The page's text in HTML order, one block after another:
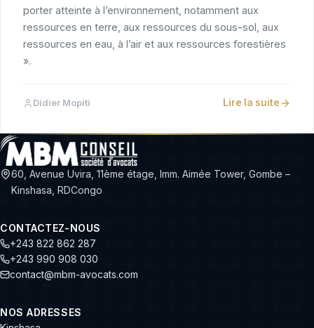
porter atteinte à l’environnement, notamment aux
ressources en terre, aux ressources du sous-sol, aux
ressources en eau, à l’air et aux ressources forestières
».
Didier Mopiti Lire la suite
60, Avenue Uvira, 11ème étage, Imm. Aimée Tower, Gombe –
Kinshasa, RDCongo
CONTACTEZ-NOUS
+243 822 862 287
+243 990 908 030
contact@mbm-avocats.com
NOS ADRESSES